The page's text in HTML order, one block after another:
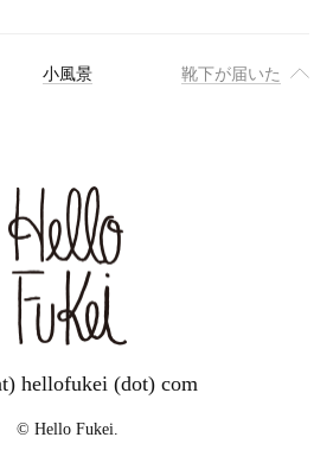
小風景 靴下が届いた
hellofukei (dot) com
© Hello Fukei.